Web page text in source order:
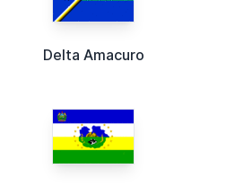
Delta Amacuro